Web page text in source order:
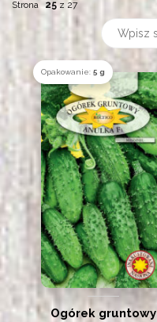
Strona 25z 27
Opakowanie:5 g
Ogórek gruntowy